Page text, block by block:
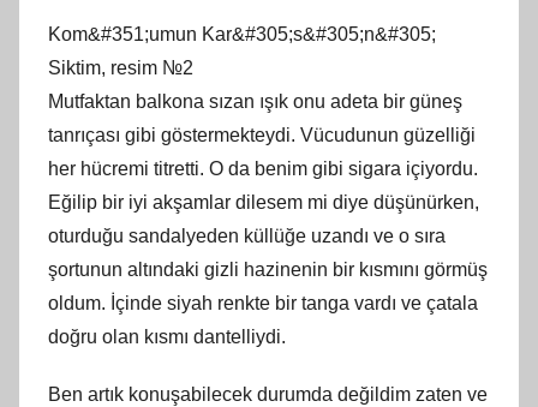
Kom&#351;umun Kar&#305;s&#305;n&#305;
Siktim, resim №2
Mutfaktan balkona sızan ışık onu adeta bir güneş
tanrıçası gibi göstermekteydi. Vücudunun güzelliği
her hücremi titretti. O da benim gibi sigara içiyordu.
Eğilip bir iyi akşamlar dilesem mi diye düşünürken,
oturduğu sandalyeden küllüğe uzandı ve o sıra
şortunun altındaki gizli hazinenin bir kısmını görmüş
oldum. İçinde siyah renkte bir tanga vardı ve çatala
doğru olan kısmı dantelliydi.
Ben artık konuşabilecek durumda değildim zaten ve